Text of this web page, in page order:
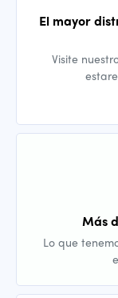
El mayor
Visite
Más
Lo que